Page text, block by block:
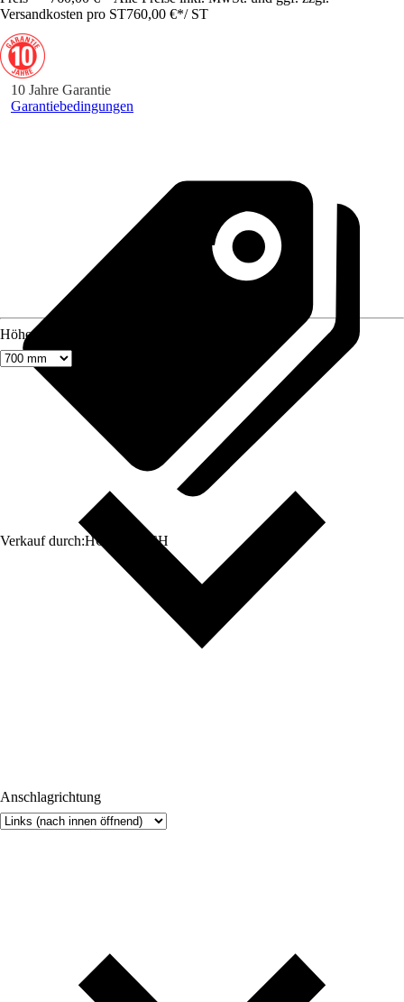
Versandkosten pro ST760,00 €*/ ST
10 Jahre Garantie
Garantiebedingungen
Verkauf durch:HORNBACH
Höhe
Anschlagrichtung